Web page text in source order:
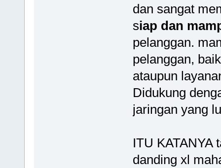
dan sangat
siap dan
pelanggan.
pelanggan,
ataupun
Didukung
jaringan yang
ITU KATANYA
danding xl